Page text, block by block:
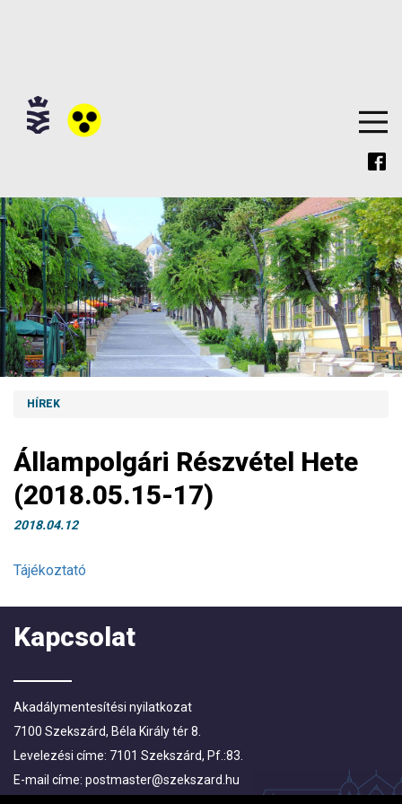
HÍREK
Állampolgári Részvétel Hete
(2018.05.15-17)
2018.04.12
Tájékoztató
Kapcsolat
Akadálymentesítési nyilatkozat
7100 Szekszárd, Béla Király tér 8.
Levelezési címe: 7101 Szekszárd, Pf.:83.
E-mail címe: postmaster@szekszard.hu